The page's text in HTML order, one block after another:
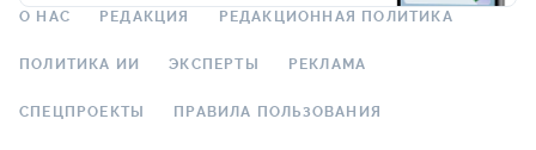
О НАС РЕДАКЦИЯ РЕДАКЦИОННАЯ ПОЛИТИКА
ПОЛИТИКА ИИ ЭКСПЕРТЫ РЕКЛАМА
СПЕЦПРОЕКТЫ ПРАВИЛА ПОЛЬЗОВАНИЯ